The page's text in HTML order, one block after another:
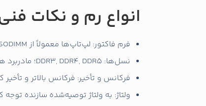
انواع رم و نکات
فرم فاکتور: لپ‌تاپ‌ها معمولاً از SODIMM استفاده می‌کنند؛ دسکتاپ‌ها DIMM.
نسل‌ها: DDR3, DDR4, DDR5؛ مادربرد هر لپ‌تاپ فقط از یک نسل پشتیبانی می‌کند.
فرکانس و تأخیر: فرکانس بالاتر و
ولتاژ: به ولتاژ توصیه‌شده سازنده توجه